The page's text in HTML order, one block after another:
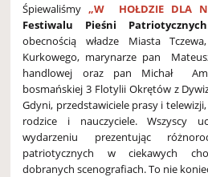
Śpiewaliśmy„W HOŁDZIE DLA
Festiwalu Pieśni Patriotycznych
obecnością władze Miasta
Kurkowego, marynarze pan
handlowej oraz pan Michał
bosmańskiej 3 Flotylii Okrętów z
Gdyni, przedstawiciele prasy i
rodzice i nauczyciele. Wszyscy
wydarzeniu prezentując
patriotycznych w ciekawych
dobranych scenografiach. To nie